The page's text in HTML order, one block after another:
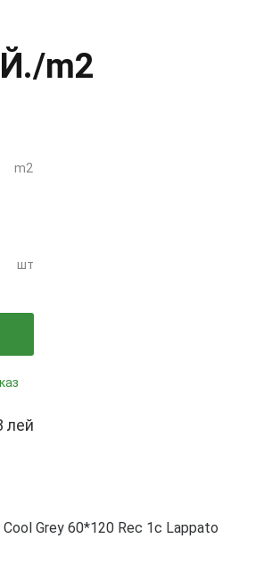
./m2
m2
шт
лей
Cool Grey 60*120 Rec 1с Lappato